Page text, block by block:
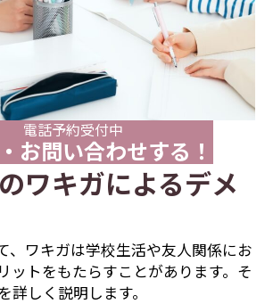
電話予約受付中
お問い合わせする！
ワキガによるデメ
、ワキガは学校生活や友人関係にお
ットをもたらすことがあります。そ
詳しく説明します。